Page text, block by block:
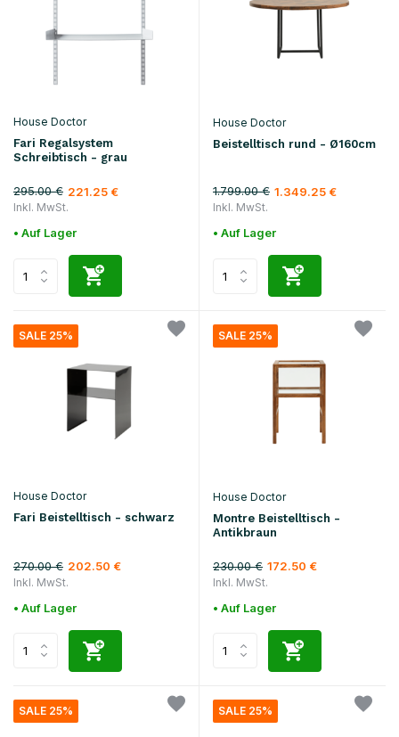
House Doctor
Fari Regalsystem
Schreibtisch - grau
295.00 € 221.25 €
Inkl. MwSt.
• Auf Lager
House Doctor
Beistelltisch rund - Ø160cm
1.799.00 € 1.349.25 €
Inkl. MwSt.
• Auf Lager
SALE 25%
House Doctor
Fari Beistelltisch - schwarz
270.00 € 202.50 €
Inkl. MwSt.
• Auf Lager
SALE 25%
House Doctor
Montre Beistelltisch -
Antikbraun
230.00 € 172.50 €
Inkl. MwSt.
• Auf Lager
SALE 25% SALE 25%